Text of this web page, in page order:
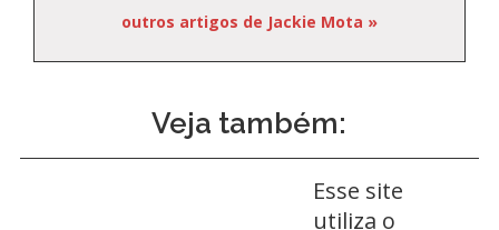
outros artigos de Jackie Mota »
Veja também:
Esse site
utiliza o